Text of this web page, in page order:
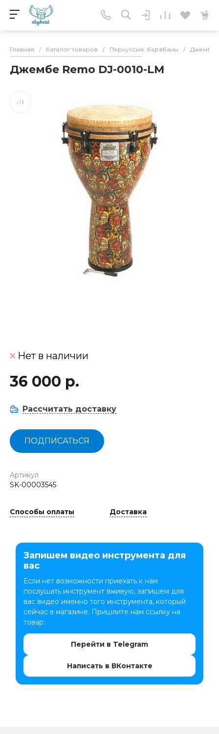
Главная / Каталог товаров / Перкуссия, барабаны / Джембе
Джембе Remo DJ-0010-LM
Нет в наличии
36 000 р.
Рассчитать доставку
ПОДПИСАТЬСЯ
Артикул
SK-00003545
Способы оплаты Доставка
Запишем видео инструмента для
вас
Если нет возможности приехать к нам
послушать инструмент вживую, запишем для
вас видео именно того инструмента, который
сейчас в магазине. Пришлите нам ссылку на
товар:
Перейти в Telegram
Написать в ВКонтакте